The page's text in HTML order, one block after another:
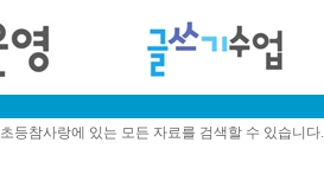
초등참사랑에 있는 모든 자료를 검색할 수 있습니다.